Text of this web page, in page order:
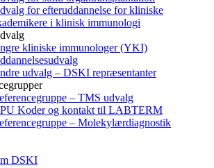
for efteruddannelse for kliniske
i klinisk immunologi
kliniske immunologer (YKI)
udvalg – DSKI repræsentanter
– TMS udvalg
Koder og kontakt til LABTERM
– Molekylærdiagnostik
DSKI